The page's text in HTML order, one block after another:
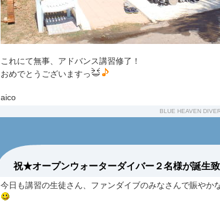
これにて無事、アドバンス講習修了！
おめでとうございますっ
aico
BLUE HEAVEN
祝★オープンウォーターダイバー２名様が誕生致
今日も講習の生徒さん、ファンダイブのみなさんで賑やか